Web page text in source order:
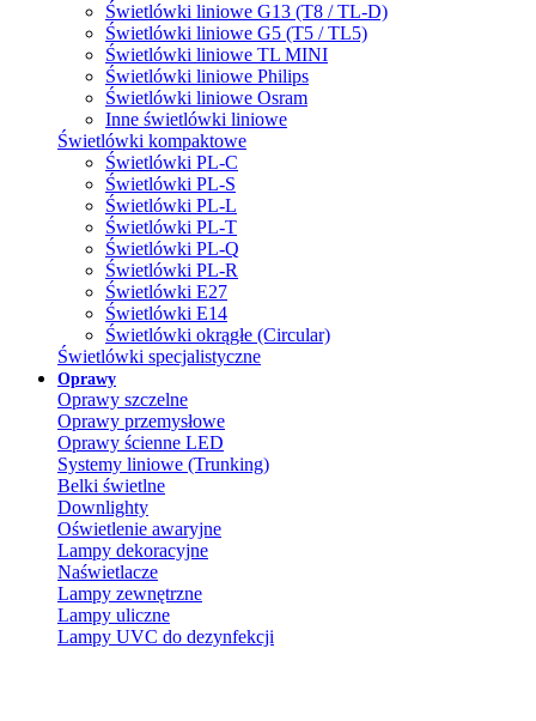
Świetlówki liniowe G13 (T8 / TL-D)
Świetlówki liniowe G5 (T5 / TL5)
Świetlówki liniowe TL MINI
Świetlówki liniowe Philips
Świetlówki liniowe Osram
Inne świetlówki liniowe
Świetlówki kompaktowe
Świetlówki PL-C
Świetlówki PL-S
Świetlówki PL-L
Świetlówki PL-T
Świetlówki PL-Q
Świetlówki PL-R
Świetlówki E27
Świetlówki E14
Świetlówki okrągłe (Circular)
Świetlówki specjalistyczne
Oprawy
Oprawy szczelne
Oprawy przemysłowe
Oprawy ścienne LED
Systemy liniowe (Trunking)
Belki świetlne
Downlighty
Oświetlenie awaryjne
Lampy dekoracyjne
Naświetlacze
Lampy zewnętrzne
Lampy uliczne
Lampy UVC do dezynfekcji